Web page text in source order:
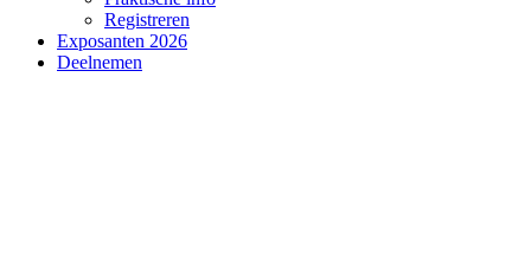
Registreren
Exposanten 2026
Deelnemen